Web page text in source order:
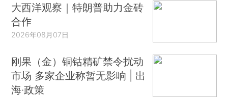
大西洋观察｜特朗普助力金砖
合作
2026年08月07日
刚果（金）铜钴精矿禁令扰动
市场 多家企业称暂无影响 | 出
海·政策